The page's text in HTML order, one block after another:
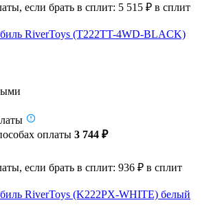
если брать в сплит: 5 515 ₽ в сплит
RiverToys (T222TT-4WD-BLACK)
оплаты 3 744 ₽
если брать в сплит: 936 ₽ в сплит
RiverToys (K222PX-WHITE) белый